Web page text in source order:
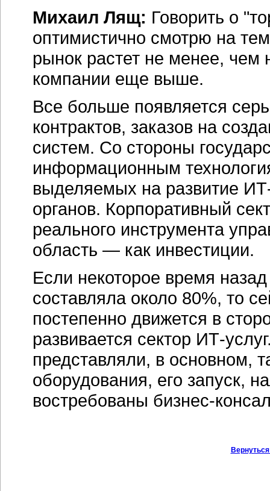
Михаил Лящ: Говорить о
оптимистично смотрю на
рынок растет не менее, чем
компании еще выше.
Все больше появляется
контрактов, заказов на
систем. Со стороны
информационным
выделяемых на развитие
органов. Корпоративный
реального инструмента
область — как инвестиции.
Если некоторое время
составляла около 80%, то
постепенно движется в
развивается сектор ИТ-
представляли, в основном,
оборудования, его запуск,
востребованы бизнес-